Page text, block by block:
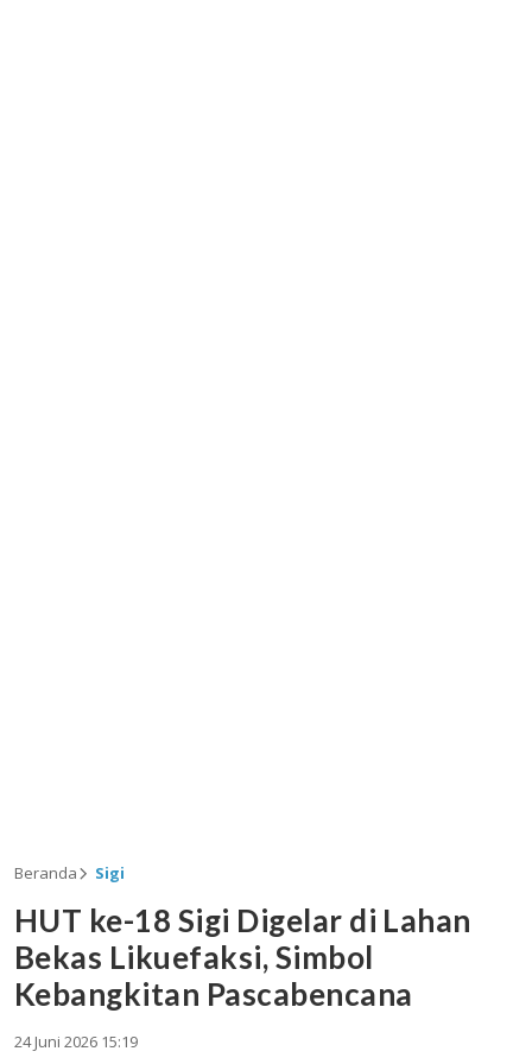
Beranda Sigi
HUT ke-18 Sigi Digelar di Lahan
Bekas Likuefaksi, Simbol
Kebangkitan Pascabencana
24 Juni 2026 15:19